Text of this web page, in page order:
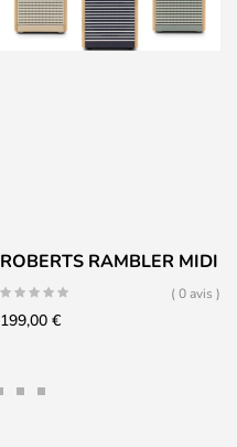
ROBERTS RAMBLER MIDI
( 0 avis )
199,00 €